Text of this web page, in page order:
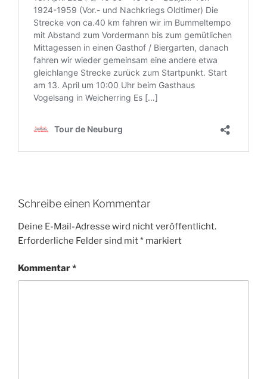
Schreibe einen Kommentar
Deine E-Mail-Adresse wird nicht veröffentlicht.
Erforderliche Felder sind mit* markiert
Kommentar*